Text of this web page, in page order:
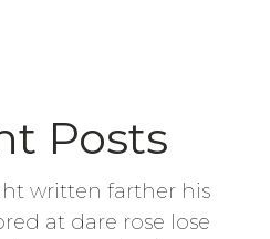
Posts
written farther his
at dare rose lose